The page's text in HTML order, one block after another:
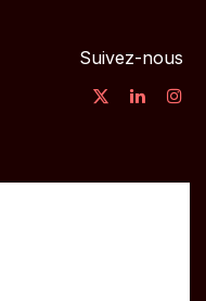
Suivez-nous